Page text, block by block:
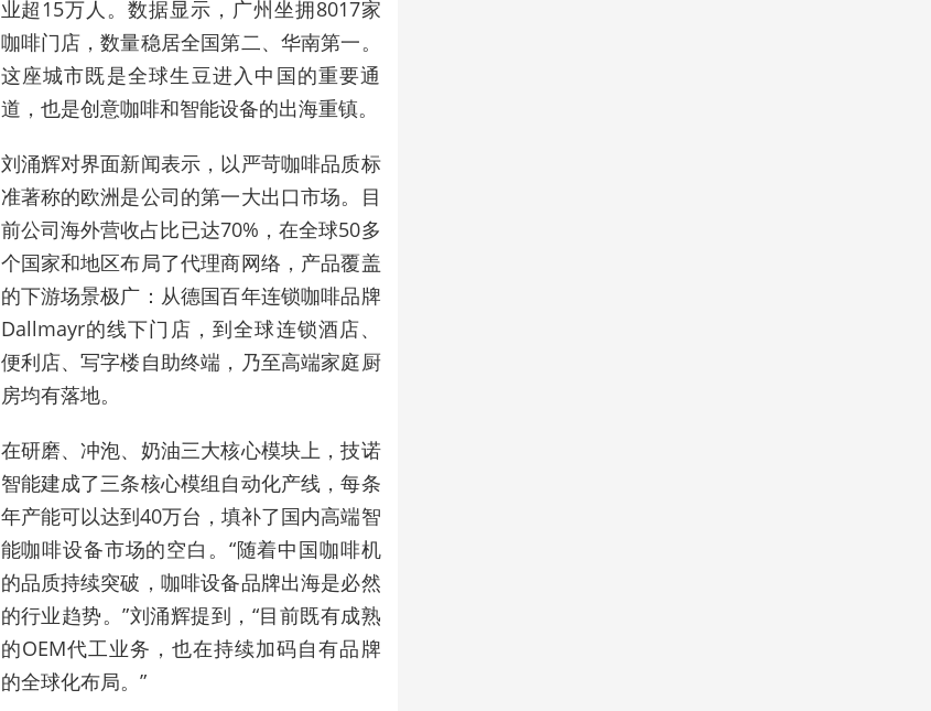
业超 15万人。数据显示，广州坐拥8017家
咖啡门店，数量稳居全国第二、华南第一。
这座城市既是全球生豆进入中国的重要通
道，也是创意咖啡和智能设备的出海重镇。
刘涌辉对界面新闻表示，以严苛咖啡品质标
准著称的欧洲是公司的第一大出口市场。目
前公司海外营收占比已达70% ，在全球50多
个国家和地区布局了代理商网络，产品覆盖
的下游场景极广：从德国百年连锁咖啡品牌
Dallmayr的线下门店，到全球连锁酒店、
便利店、写字楼自助终端，乃至高端家庭厨
房均有落地。
在研磨、冲泡、奶油三大核心模块上，技诺
智能建成了三条核心模组自动化产线，每条
年产能可以达到40万台，填补了国内高端智
能咖啡设备市场的空白。 “随着中国咖啡机
的品质持续突破，咖啡设备品牌出海是必然
的行业趋势。”刘涌辉提到， “目前既有成熟
的OEM代工业务，也在持续加码自有品牌
的全球化布局。 ”